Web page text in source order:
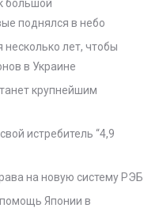
большой
поднялся в небо
лет, чтобы
в Украине
крупнейшим
истребитель “4,9
на новую систему РЭБ
Японии в